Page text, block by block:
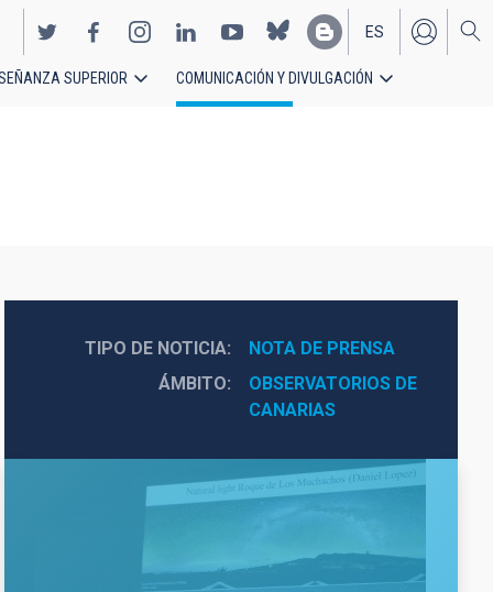
EN
ES
SUPERIOR COMUNICACIÓN Y DIVULGACIÓN
TIPO DE NOTICIA
NOTA DE PRENSA
ÁMBITO
OBSERVATORIOS DE
CANARIAS